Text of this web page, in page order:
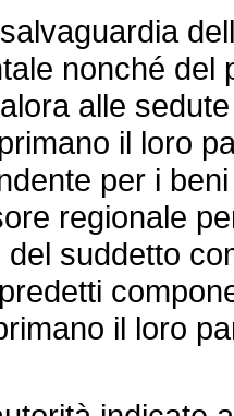
nonché
alle
il loro
per i
regionale
suddetto
il loro